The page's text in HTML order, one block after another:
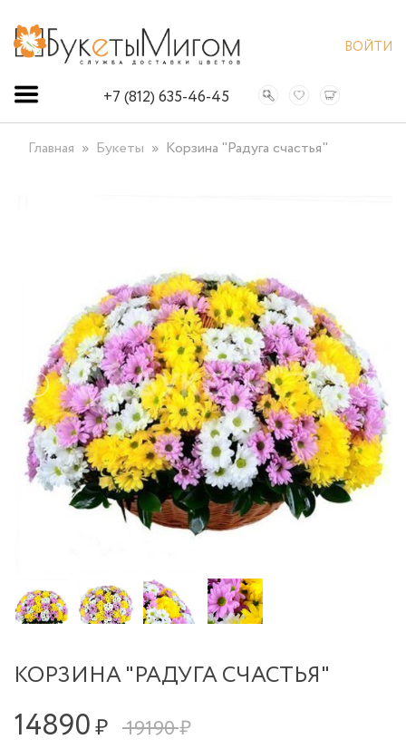
ВОЙТИ
+7 (812) 635-46-45
Главная Букеты Корзина "Радуга счастья"
КОРЗИНА "РАДУГА СЧАСТЬЯ"
14890₽ 19190 ₽